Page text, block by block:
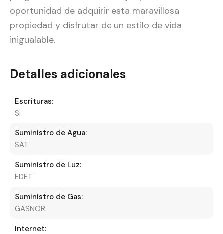
oportunidad de adquirir esta maravillosa
propiedad y disfrutar de un estilo de vida
inigualable.
Detalles adicionales
Escrituras:
Si
Suministro de Agua:
SAT
Suministro de Luz:
EDET
Suministro de Gas:
GASNOR
Internet: